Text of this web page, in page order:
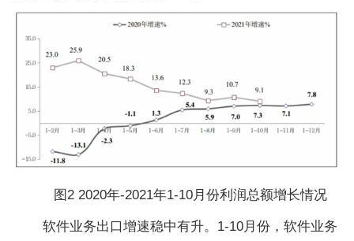
图2 2020年-2021年1-10月份利润总额增长情况
软件业务出口增速稳中有升。1-10月份，软件业务